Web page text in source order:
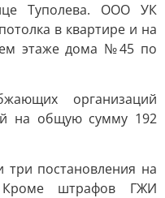
Туполева. ООО УК
в квартире и на
этаже дома №45 по
организаций
на общую сумму 192
постановления на
штрафов ГЖИ